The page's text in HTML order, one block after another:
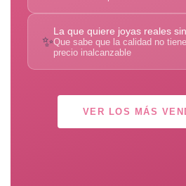
✨
La que quiere joyas reales
Que sabe que la calidad no
precio inalcanzable
VER LOS MÁS